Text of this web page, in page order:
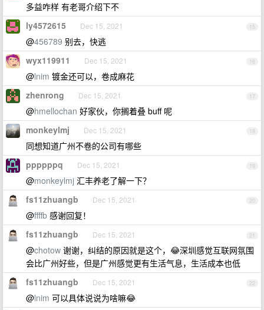
多益咋样 有老哥介绍下不
15
ly4572615 Dec 15, 2021
@456789 别去，快逃
16
wyx119911 Dec 15, 2021
@lnim 镀金还可以，卷成麻花
17
zhenrong Dec 15, 2021
@hmellochan 好家伙，你搁着叠 buff 呢
18
monkeylmj Dec 15, 2021
同想知道广州不卷的公司有哪些
19
ppppppq Dec 15, 2021
@monkeylmj 汇丰养老了解一下？
20
fs11zhuangb Dec 15, 2021
@ffffb 感谢回复！
21
fs11zhuangb Dec 15, 2021
@chotow 谢谢，纠结的原因就是这个，😂深圳感觉互联网氛围
会比广州好些，但是广州感觉更有生活气息，生活成本也低
22
fs11zhuangb Dec 15, 2021
@lnim 可以具体说说为啥嘛😂